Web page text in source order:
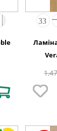
Ламінат Finsa 368B